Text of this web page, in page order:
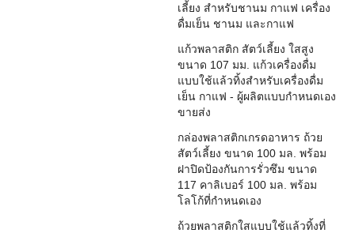
เลี้ยง สำหรับชานม กาแฟ เครื่อง
ดื่มเย็น ชานม และกาแฟ
แก้วพลาสติก สัตว์เลี้ยง ใสสูง
ขนาด 107 มม. แก้วเครื่องดื่ม
แบบใช้แล้วทิ้งสำหรับเครื่องดื่ม
เย็น กาแฟ - ผู้ผลิตแบบกำหนดเอง
ขายส่ง
กล่องพลาสติกเกรดอาหาร ถ้วย
สัตว์เลี้ยง ขนาด 100 มล. พร้อม
ฝาปิดป้องกันการรั่วซึม ขนาด
117 คาลิเบอร์ 100 มล. พร้อม
โลโก้ที่กำหนดเอง
ถ้วยพลาสติกใสแบบใช้แล้วทิ้งที่